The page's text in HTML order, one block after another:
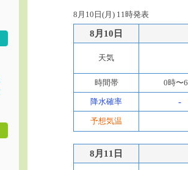
8月10日(月) 11時発表
8月10日
天気
時間帯 0時〜
降水確率 -
予想気温
8月11日